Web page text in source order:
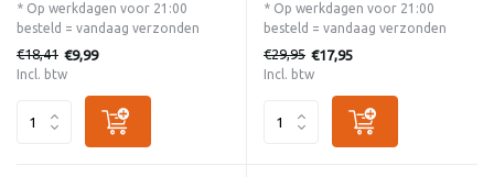
* Op werkdagen voor 21:00
besteld = vandaag verzonden
€18,41 €9,99
Incl. btw
* Op werkdagen voor 21:00
besteld = vandaag verzonden
€29,95 €17,95
Incl. btw